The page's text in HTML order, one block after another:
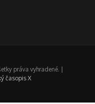
práva vyhradené. |
časopis X